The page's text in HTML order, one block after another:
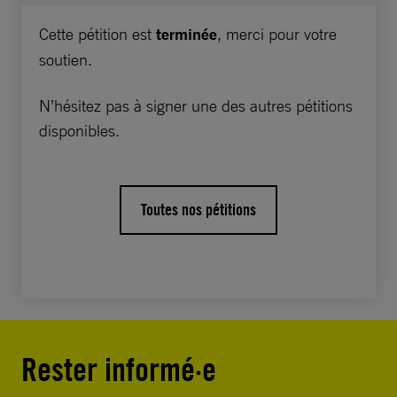
sociaux.
répression plus large des libertés en Algérie.
Nous vous faisons part de notre vive
condamnations dont sont victimes plusieurs
des journalistes et militants qui, comme
Khaled, n’ont fait que réclamer davantage de
• Libérer immédiatement et sans condition le
journaliste Khaled Drareni ainsi que tous les
Cette pétition est terminée, merci pour votre
soutien.
N’hésitez pas à signer une des autres pétitions
disponibles.
Toutes nos pétitions
Rester informé·e